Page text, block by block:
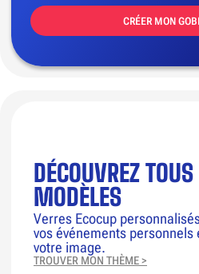
CRÉER MON
DÉCOUVREZ
MODÈLES
Verres Ecocup
vos événements
votre image.
TROUVER MON THÈME >